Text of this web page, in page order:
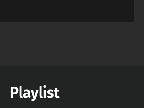
Playlist